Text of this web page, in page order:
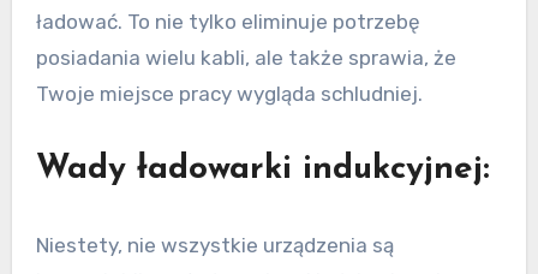
ładować. To nie tylko eliminuje potrzebę
posiadania wielu kabli, ale także sprawia, że
Twoje miejsce pracy wygląda schludniej.
Wady ładowarki indukcyjnej:
Niestety, nie wszystkie urządzenia są